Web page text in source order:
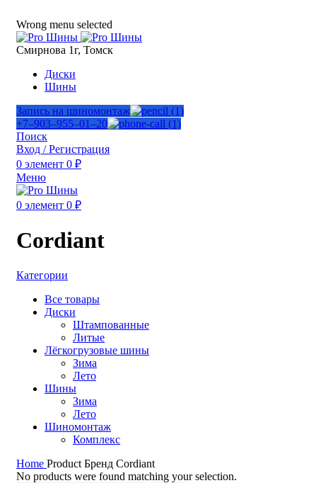
Wrong menu selected
Смирнова 1г, Томск
Диски
Шины
Запись на шиномонтаж
+7‒903‒955‒01‒20
Поиск
Вход / Регистрация
0 элемент 0 ₽
Меню
0 элемент 0 ₽
Cordiant
Категории
Все товары
Диски
Штампованные
Литые
Лёгкогрузовые шины
Зима
Лето
Шины
Зима
Лето
Шиномонтаж
Комплекс
Home Product Бренд Cordiant
No products were found matching your selection.